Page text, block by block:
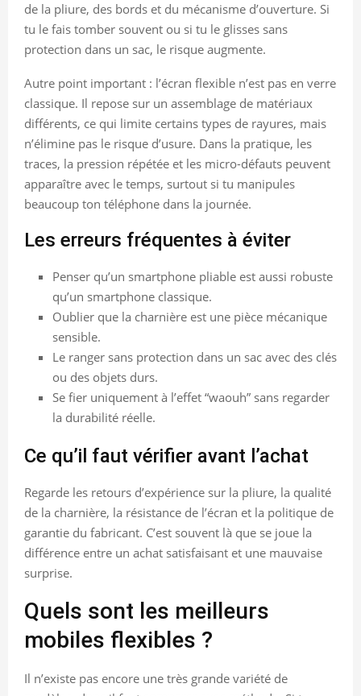
de la pliure, des bords et du mécanisme d’ouverture. Si
tu le fais tomber souvent ou si tu le glisses sans
protection dans un sac, le risque augmente.
Autre point important : l’écran flexible n’est pas en verre
classique. Il repose sur un assemblage de matériaux
différents, ce qui limite certains types de rayures, mais
n’élimine pas le risque d’usure. Dans la pratique, les
traces, la pression répétée et les micro-défauts peuvent
apparaître avec le temps, surtout si tu manipules
beaucoup ton téléphone dans la journée.
Les erreurs fréquentes à éviter
Penser qu’un smartphone pliable est aussi robuste
qu’un smartphone classique.
Oublier que la charnière est une pièce mécanique
sensible.
Le ranger sans protection dans un sac avec des clés
ou des objets durs.
Se fier uniquement à l’effet “waouh” sans regarder
la durabilité réelle.
Ce qu’il faut vérifier avant l’achat
Regarde les retours d’expérience sur la pliure, la qualité
de la charnière, la résistance de l’écran et la politique de
garantie du fabricant. C’est souvent là que se joue la
différence entre un achat satisfaisant et une mauvaise
surprise.
Quels sont les meilleurs
mobiles flexibles ?
Il n’existe pas encore une très grande variété de